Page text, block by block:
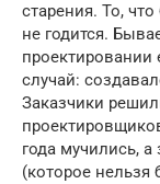
старения. То,
не годится.
проектировании
случай:
Заказчики
года мучились,
(которое нельзя